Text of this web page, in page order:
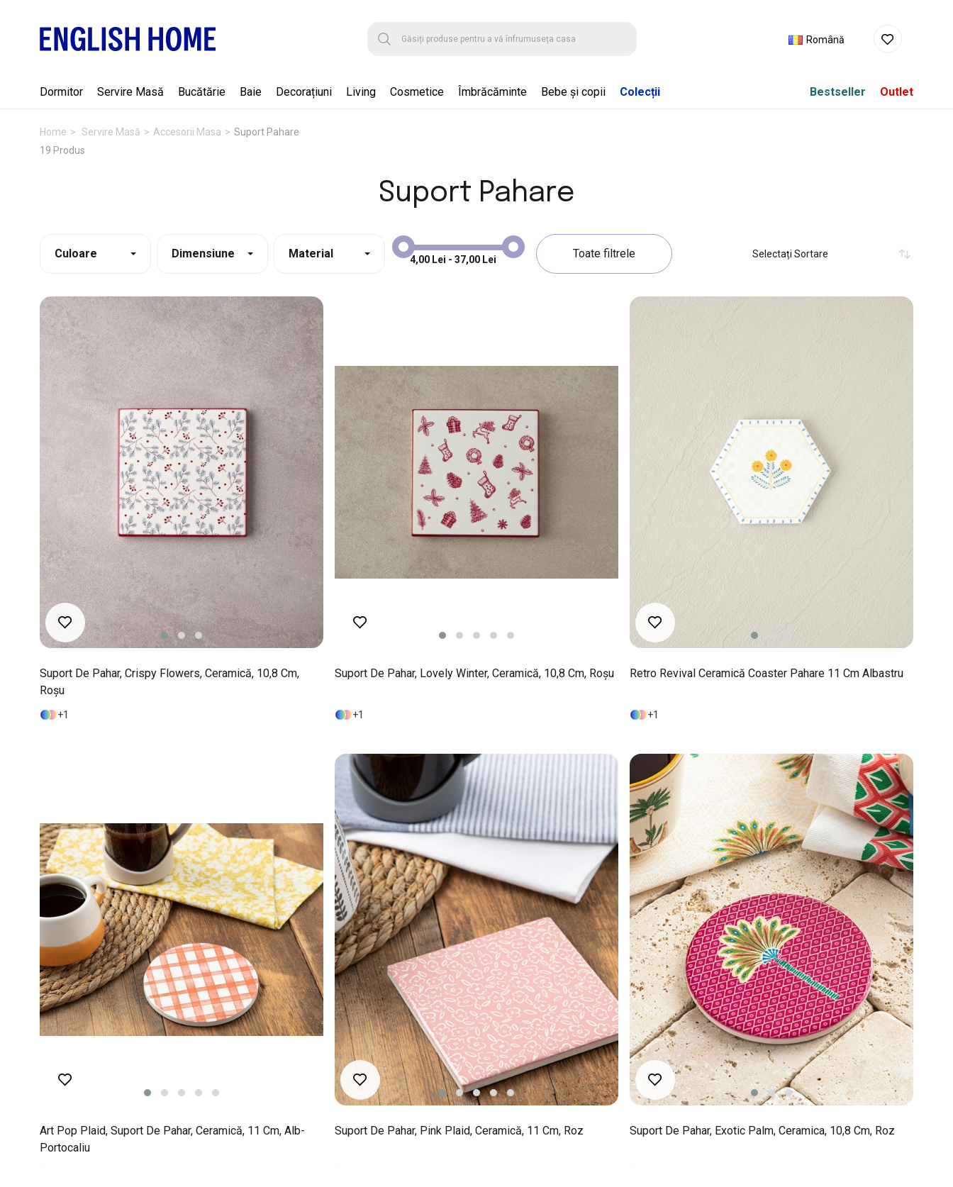
Română
Dormitor Servire Masă Bucătărie Baie Decorațiuni Living Cosmetice Îmbrăcăminte Bebe și copii Colecții Bestseller Outlet
Home Servire Masă Accesorii Masa
Suport Pahare
19 Produs
Suport Pahare
Culoare Dimensiune Material 4,00 Lei - 37,00 Lei
Suport De Pahar, Crispy Flowers, Ceramică, 10,8 Cm,
Roșu
1
Suport De Pahar, Lovely Winter, Ceramică, 10,8 Cm, Roșu
1
Retro Revival Ceramică Coaster Pahare 11 Cm Albastru
1
Art Pop Plaid, Suport De Pahar, Ceramică, 11 Cm, Alb-
Portocaliu
Suport De Pahar, Pink Plaid, Ceramică, 11 Cm, Roz Suport De Pahar, Exotic Palm, Ceramica, 10,8 Cm, Roz